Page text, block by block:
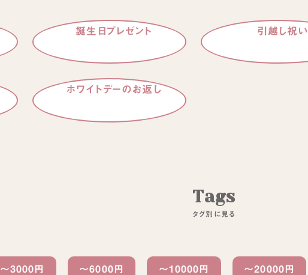
誕生日プレゼント 引越し祝い
ホワイトデーのお返し
Tags
タ グ別 に 見 る
〜3000円 〜6000円 〜10000円 〜20000円